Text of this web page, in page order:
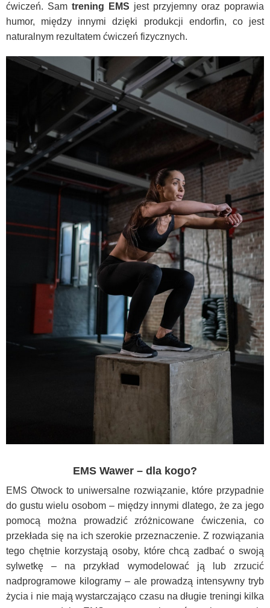
ćwiczeń. Sam trening EMS jest przyjemny oraz poprawia
humor, między innymi dzięki produkcji endorfin, co jest
naturalnym rezultatem ćwiczeń fizycznych.
EMS Wawer – dla kogo?
EMS Otwock to uniwersalne rozwiązanie, które przypadnie
do gustu wielu osobom – między innymi dlatego, że za jego
pomocą można prowadzić zróżnicowane ćwiczenia, co
przekłada się na ich szerokie przeznaczenie. Z rozwiązania
tego chętnie korzystają osoby, które chcą zadbać o swoją
sylwetkę – na przykład wymodelować ją lub zrzucić
nadprogramowe kilogramy – ale prowadzą intensywny tryb
życia i nie mają wystarczająco czasu na długie treningi kilka